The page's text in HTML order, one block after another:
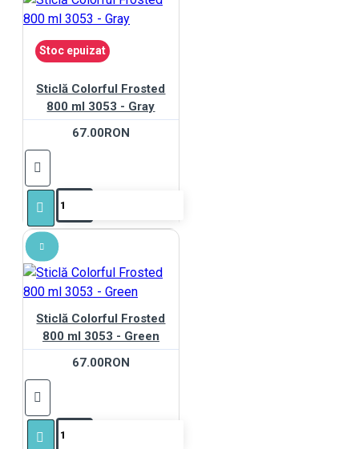
Stoc epuizat
Sticlă Colorful Frosted
800 ml 3053 - Gray
67.00RON
Sticlă Colorful Frosted
800 ml 3053 - Green
67.00RON